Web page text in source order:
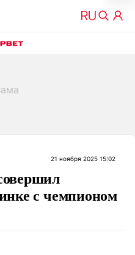
21 ноября 2025 15:02
с чемпионом